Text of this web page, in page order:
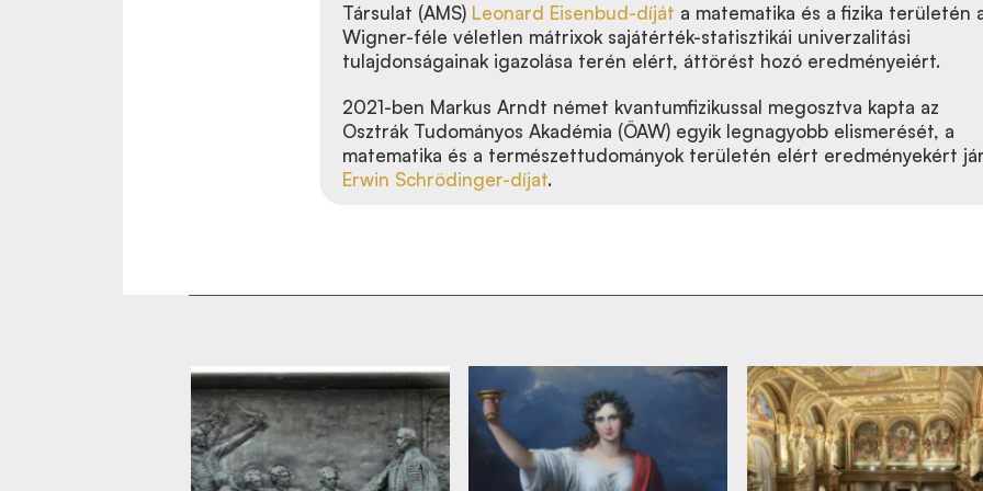
Társulat (AMS) Leonard Eisenbud-díját a matematika és a fizika területén
Wigner-féle véletlen mátrixok sajátérték-statisztikái univerzalitási
tulajdonságainak igazolása terén elért, áttörést hozó eredményeiért.
2021-ben Markus Arndt német kvantumfizikussal megosztva kapta az
Osztrák Tudományos Akadémia (ÖAW) egyik legnagyobb elismerését, a
matematika és a természettudományok területén elért eredményekért
Erwin Schrödinger-díjat.